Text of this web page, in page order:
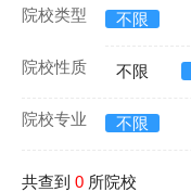
院校类型 不限
院校性质 不限
院校专业 不限
共查到 0 所院校